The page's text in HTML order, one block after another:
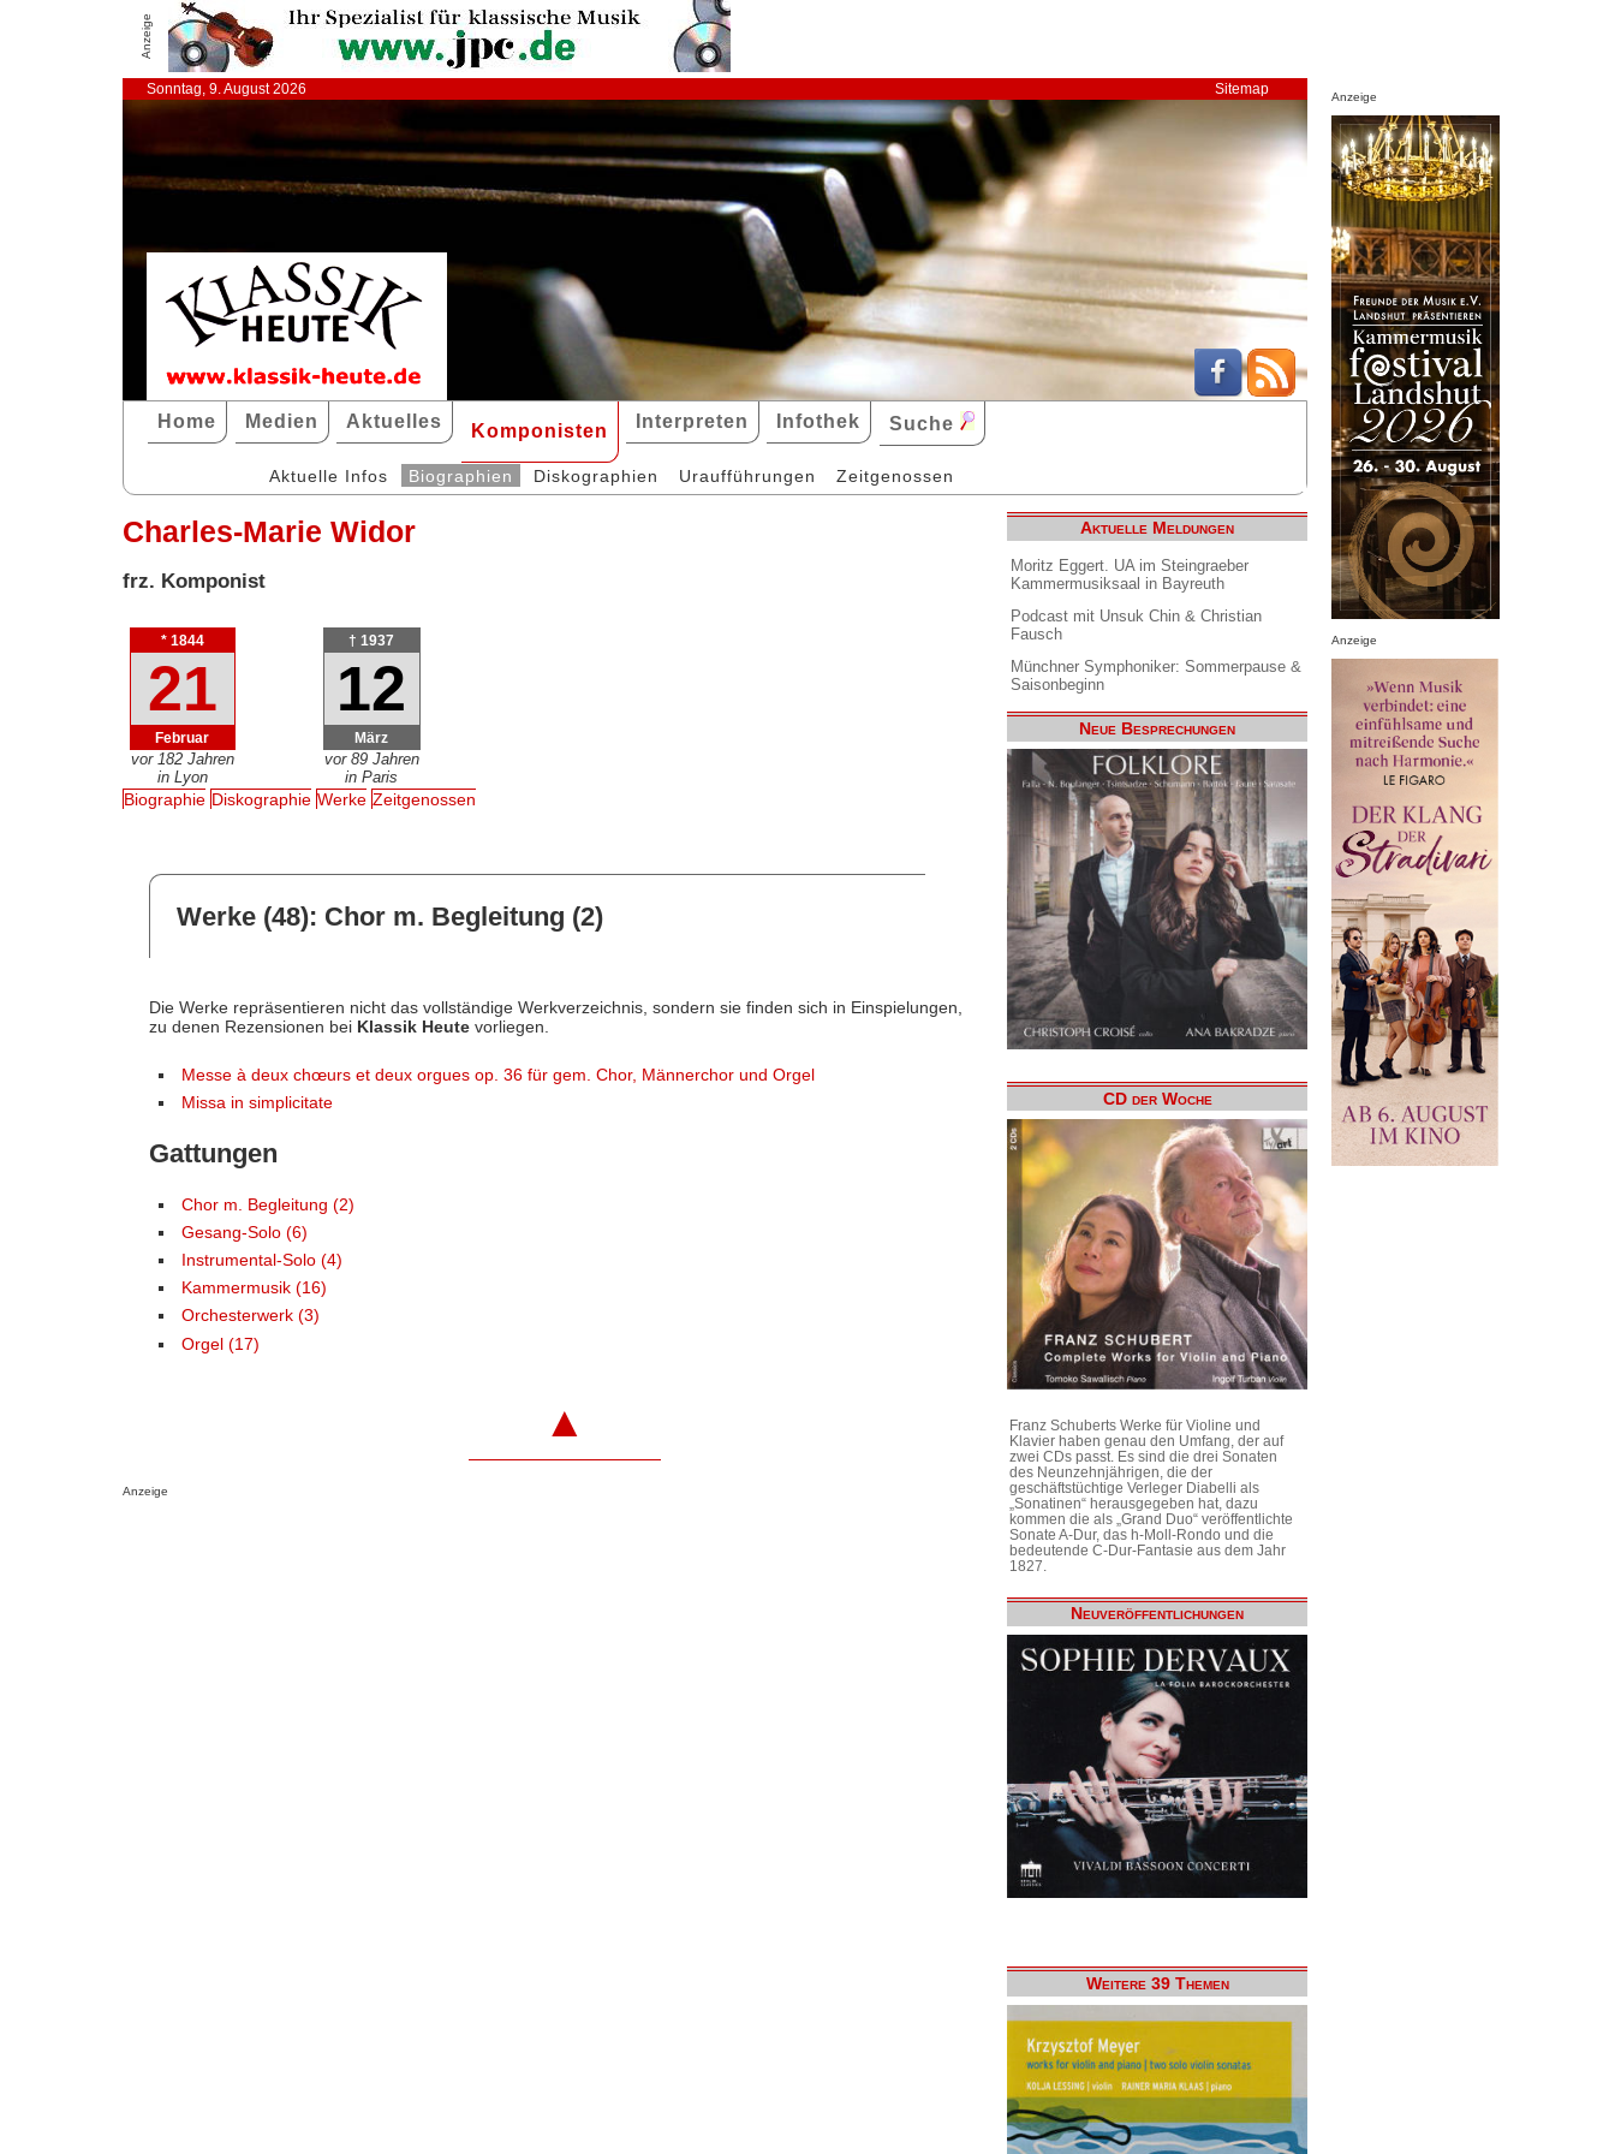
Anzeige
Sonntag, 9. August 2026 Sitemap
Home Medien Aktuelles Komponisten Interpreten Infothek Suche
Aktuelle Infos Biographien Diskographien Uraufführungen Zeitgenossen
Charles-Marie Widor
frz. Komponist
* 1844
21
Februar
vor 182 Jahren
in Lyon
† 1937
12
März
vor 89 Jahren
in Paris
Biographie Diskographie Werke Zeitgenossen
Werke (48): Chor m. Begleitung (2)
Die Werke repräsentieren nicht das vollständige Werkverzeichnis, sondern sie finden sich in Einspielungen,
zu denen Rezensionen bei Klassik Heutevorliegen.
Messe à deux chœurs et deux orgues op. 36 für gem. Chor, Männerchor und Orgel
Missa in simplicitate
Gattungen
Chor m. Begleitung (2)
Gesang-Solo (6)
Instrumental-Solo (4)
Kammermusik (16)
Orchesterwerk (3)
Orgel (17)
▲
Anzeige
Aktuelle Meldungen
Moritz Eggert. UA im Steingraeber
Kammermusiksaal in Bayreuth
Podcast mit Unsuk Chin & Christian
Fausch
Münchner Symphoniker: Sommerpause &
Saisonbeginn
Neue Besprechungen
CD der Woche
Franz Schuberts Werke für Violine und
Klavier haben genau den Umfang, der auf
zwei CDs passt. Es sind die drei Sonaten
des Neunzehnjährigen, die der
geschäftstüchtige Verleger Diabelli als
„Sonatinen“ herausgegeben hat, dazu
kommen die als „Grand Duo“ veröffentlichte
Sonate A-Dur, das h-Moll-Rondo und die
bedeutende C-Dur-Fantasie aus dem Jahr
1827.
Neuveröffentlichungen
Weitere 39 Themen
Anzeige
Anzeige